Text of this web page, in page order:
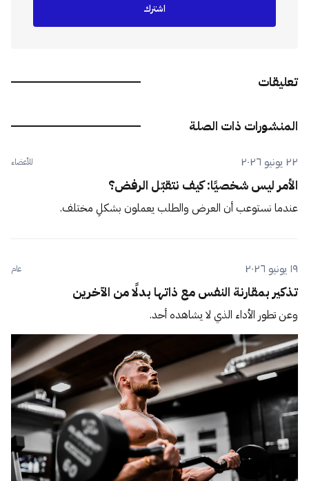
اشترك
تعليقات
المنشورات ذات الصلة
٢٢ يونيو ٢٠٢٦ للأعضاء
الأمر ليس شخصيًا: كيف نتقبّل الرفض؟
عندما نستوعب أن العرض والطلب يعملون بشكلٍ مختلف.
١٩ يونيو ٢٠٢٦ عام
تذكير بمقارنة النفس مع ذاتها بدلًا من الآخرين
وعن تطور الأداء الذي لا يشاهده أحد.